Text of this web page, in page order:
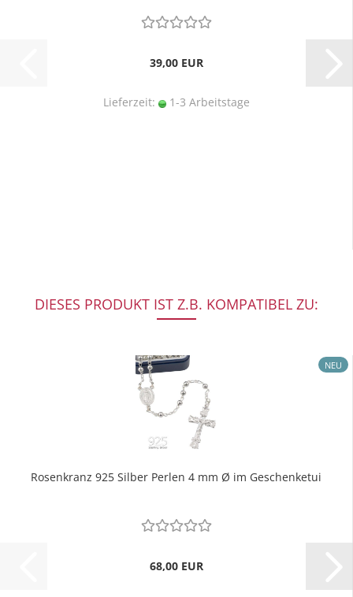
39,00 EUR
Lieferzeit: 1-3 Arbeitstage
DIESES PRODUKT IST Z.B. KOMPATIBEL ZU:
NEU
Rosenkranz 925 Silber Perlen 4 mm Ø im Geschenketui
68,00 EUR